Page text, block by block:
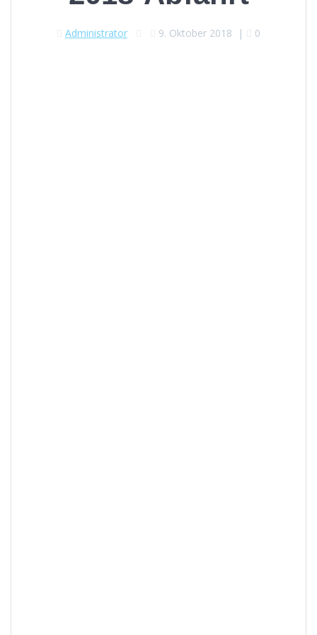
Administrator 9. Oktober 2018 | 0